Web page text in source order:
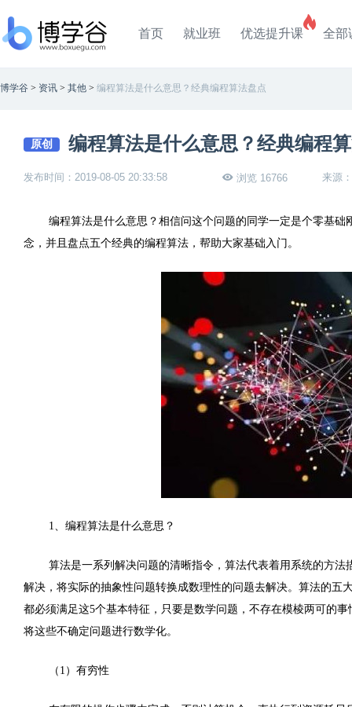
首页 就业班 优选提升课 全部
博学谷 > 资讯 > 其他 > 编程算法是什么意思？经典编程算法盘点
原创 编程算法是什么意思？经典编程
发布时间：2019-08-05 20:33:58 浏览 16766 来源
编程算法是什么意思？相信问这个问题的同学一定是个零基
念，并且盘点五个经典的编程算法，帮助大家基础入门。
1、编程算法是什么意思？
算法是一系列解决问题的清晰指令，算法代表着用系统的方
解决，将实际的抽象性问题转换成数理性的问题去解决。算法的
都必须满足这5个基本特征，只要是数学问题，不存在模棱两可的
将这些不确定问题进行数学化。
（1）有穷性